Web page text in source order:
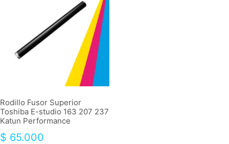
Rodillo Fusor Superior
Toshiba E-studio 163 207 237
Katun Performance
$ 65.000